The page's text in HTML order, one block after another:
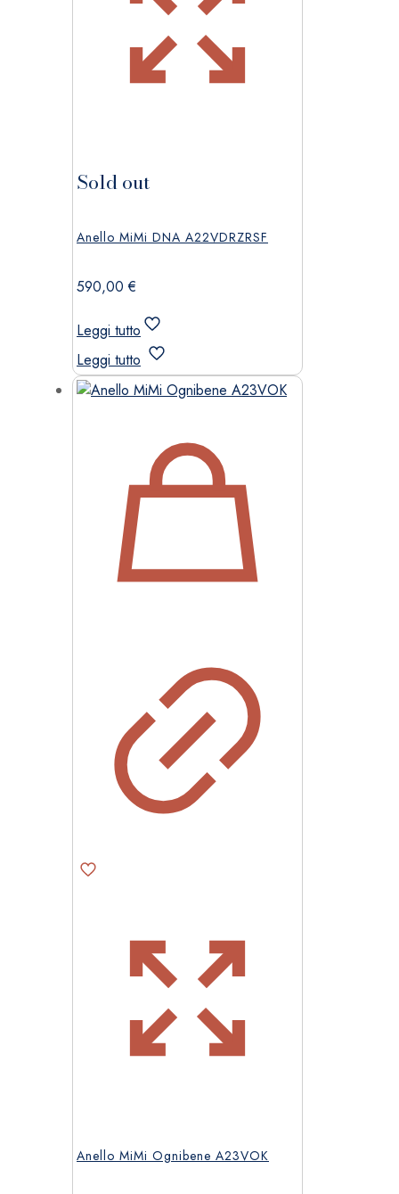
Sold out
Anello MiMi DNA A22VDRZRSF
590,00€
Leggi tutto
Leggi tutto
Anello MiMi Ognibene A23VOK